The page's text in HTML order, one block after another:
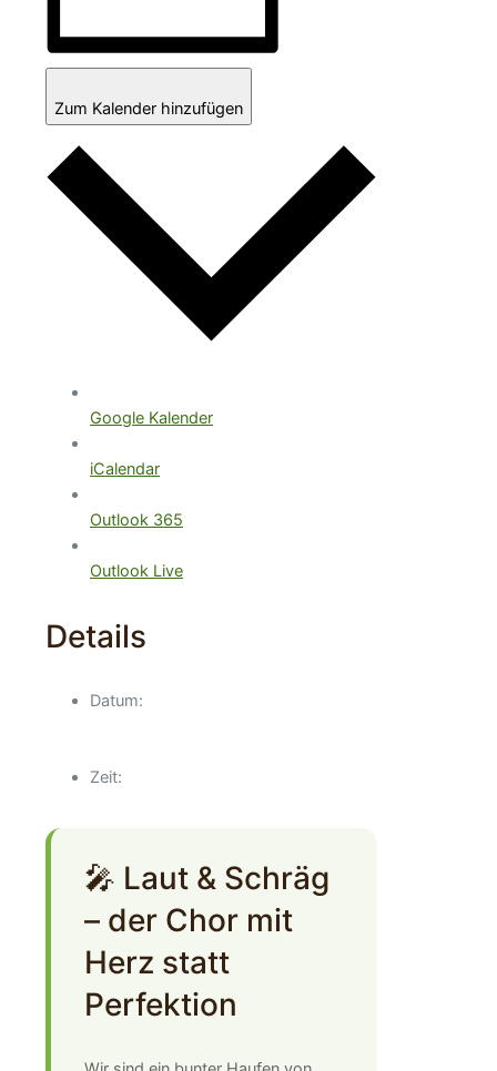
Zum Kalender hinzufügen
Google Kalender
iCalendar
Outlook 365
Outlook Live
Details
Datum:
Zeit:
🎤 Laut & Schräg
– der Chor mit
Herz statt
Perfektion